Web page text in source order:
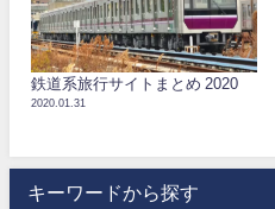
鉄道系旅行サイトまとめ 2020
2020.01.31
キーワードから探す